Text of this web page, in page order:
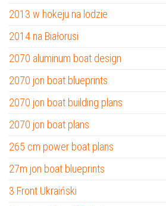
2013 w hokeju na lodzie
2014 na Białorusi
2070 aluminum boat design
2070 jon boat blueprints
2070 jon boat building plans
2070 jon boat plans
265 cm power boat plans
27m jon boat blueprints
3 Front Ukraiński